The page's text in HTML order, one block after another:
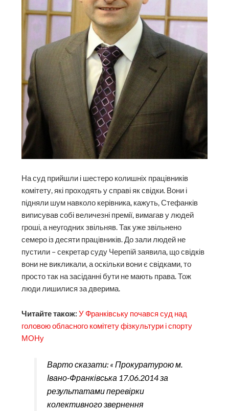
На суд прийшли і шестеро колишніх працівників
комітету, які проходять у справі як свідки. Вони і
підняли шум навколо керівника, кажуть, Стефанків
виписував собі величезні премії, вимагав у людей
гроші, а неугодних звільняв. Так уже звільнено
семеро із десяти працівників. До зали людей не
пустили – секретар суду Черепій заявила, що свідків
вони не викликали, а оскільки вони є свідками, то
просто так на засіданні бути не мають права. Тож
люди лишилися за дверима.
Читайте також: У Франківську почався суд над
головою обласного комітету фізкультури і спорту
МОНу
Варто сказати: « Прокуратурою м.
Івано-Франківська 17.06.2014 за
результатами перевірки
колективного звернення